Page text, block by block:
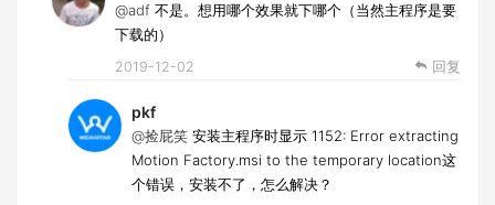
@adf 不是。想用哪个效果就下哪个（当然主程序是要
下载的）
2019-12-02 回复
pkf
@捡屁笑 安装主程序时显示 1152: Error extracting
Motion Factory.msi to the temporary location这
个错误，安装不了，怎么解决？